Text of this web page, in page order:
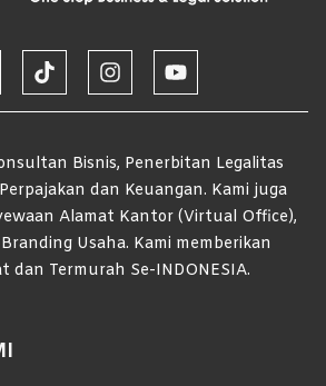
Bisnis, Penerbitan Legalitas
dan Keuangan. Kami juga
Alamat Kantor (Virtual Office),
Usaha. Kami memberikan
dan Termurah Se-INDONESIA.